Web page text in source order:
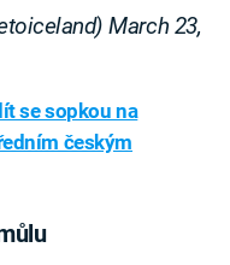
March 23,
se sopkou na
českým